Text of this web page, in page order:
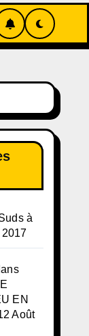
à
EN
Août